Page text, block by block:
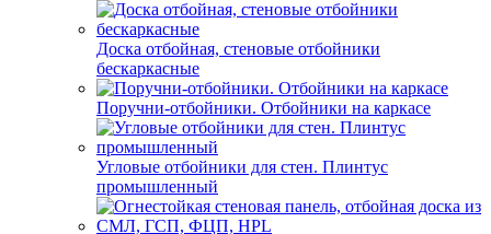
Доска отбойная, стеновые отбойники
бескаркасные
Поручни-отбойники. Отбойники на каркасе
Угловые отбойники для стен. Плинтус
промышленный